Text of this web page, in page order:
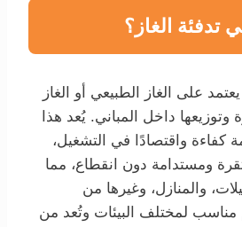
تدفئة الغاز؟
على الغاز الطبيعي أو الغاز
وتوزيعها داخل المباني. يُعد هذا
كفاءة واقتصادًا في التشغيل،
ومستدامة دون انقطاع، مما
والمنازل، وغيرها من
مناسب لمختلف البيئات وتُعد من